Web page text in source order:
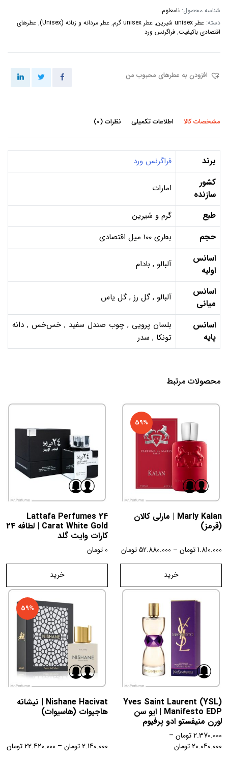
شناسه محصول: نامعلوم
دسته: عطر unisex شیرین , عطر unisex گرم , عطر مردانه و زنانه (Unisex) , عطرهای
اقتصادی باکیفیت, فراگرنس ورد
افزودن به عطرهای محبوب من
مشخصات کالا اطلاعات تکمیلی نظرات (0)
برند فراگرنس ورد
کشور
سازنده
امارات
طبع گرم و شیرین
حجم بطری 100 میل اقتصادی
اسانس
اولیه
آلبالو , بادام
اسانس
میانی
آلبالو , گل رز , گل یاس
اسانس
پایه
بلسان پرویی , چوب صندل سفید , خس‌خس , دانه
تونکا , سدر
محصولات مرتبط
59%
Marly Kalan | مارلی کالان
(قرمز)
1.810.000تومان –
52.880.000تومان
خرید
Lattafa Perfumes 24
Carat White Gold | لطافه 24
کارات وایت گلد
0 تومان
خرید
Yves Saint Laurent (YSL)
Manifesto EDP | ایو سن
لورن منیفستو ادو پرفیوم
2.370.000تومان –
20.040.000تومان
59%
Nishane Hacivat | نیشانه
هاجیوات (هاسیوات)
2.140.000تومان –
22.420.000تومان